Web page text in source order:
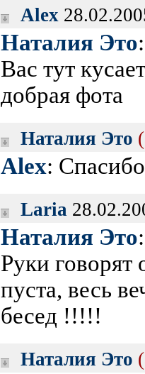
Alex
Наталия Это
Вас тут
добрая фота
Наталия Это
Alex:
Laria
Наталия Это
Руки
пуста, весь
бесед !!!!!
Наталия Это